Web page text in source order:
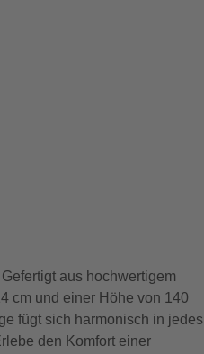
aus hochwertigem
cm und einer Höhe von 140
fügt sich harmonisch in jedes
den Komfort einer